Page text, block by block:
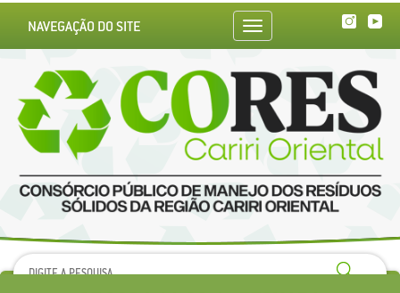
Toggle
navigation
NAVEGAÇÃO DO SITE